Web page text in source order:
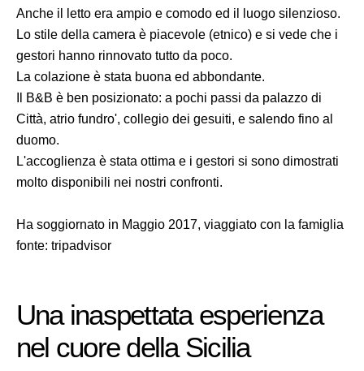
Anche il letto era ampio e comodo ed il luogo silenzioso.
Lo stile della camera è piacevole (etnico) e si vede che i
gestori hanno rinnovato tutto da poco.
La colazione è stata buona ed abbondante.
Il B&B è ben posizionato: a pochi passi da palazzo di
Città, atrio fundro', collegio dei gesuiti, e salendo fino al
duomo.
L'accoglienza è stata ottima e i gestori si sono dimostrati
molto disponibili nei nostri confronti.
Ha soggiornato in Maggio 2017, viaggiato con la famiglia
fonte: tripadvisor
Una inaspettata esperienza
nel cuore della Sicilia